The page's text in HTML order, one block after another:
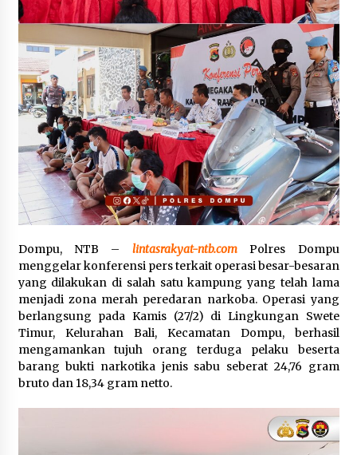
SATRESNARKOBA POLRES DOMPU AMANKAN
TERDUGA PELAKU NARKOTIKA DI KECAMATAN
KEMPO, BELASAN PAKET DIDUGA SABU DISITA
1 bulan ago
Dompu, NTB – lintasrakyat-ntb.comPolres Dompu
menggelar konferensi pers terkait operasi besar-besaran
yang dilakukan di salah satu kampung yang telah lama
menjadi zona merah peredaran narkoba. Operasi yang
berlangsung pada Kamis (27/2) di Lingkungan Swete
Timur, Kelurahan Bali, Kecamatan Dompu, berhasil
mengamankan tujuh orang terduga pelaku beserta
barang bukti narkotika jenis sabu seberat 24,76 gram
bruto dan 18,34 gram netto.